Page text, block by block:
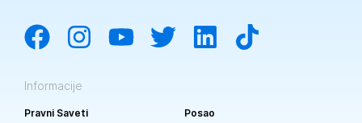
Informacije
Pravni Saveti
Posao